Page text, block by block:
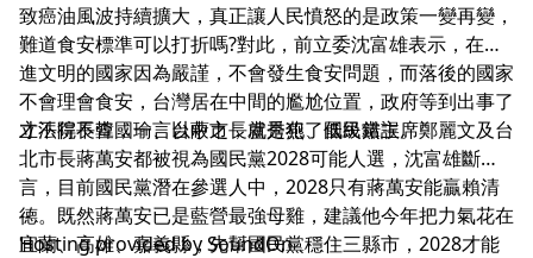
致癌油風波持續擴大，真正讓人民憤怒的是政策一變再變，
難道食安標準可以打折嗎?對此，前立委沈富雄表示，在先
進文明的國家因為嚴謹，不會發生食安問題，而落後的國家
不會理會食安，台灣居在中間的尷尬位置，政府等到出事了
才不得不查，一言以蔽之，就是犯了低級錯誤。
立法院長韓國瑜、台中市長盧秀燕、國民黨主席鄭麗文及台
北市長蔣萬安都被視為國民黨2028可能人選，沈富雄斷
言，目前國民黨潛在參選人中，2028只有蔣萬安能贏賴清
德。既然蔣萬安已是藍營最強母雞，建議他今年把力氣花在
宜蘭、高雄、嘉義縣，先幫國民黨穩住三縣市，2028才能
--
Hosting provided bySoundOn